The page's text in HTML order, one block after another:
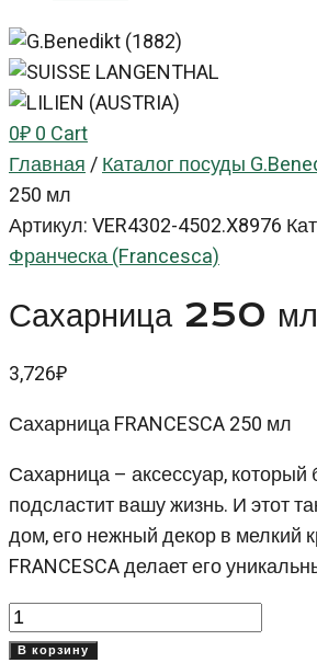
0₽0Cart
Главная/Каталог посуды
250 мл
Артикул:VER4302-4502.X8976
Франческа (Francesca)
Сахарница 250 мл
3,726₽
Сахарница FRANCESCA 250 мл
Сахарница – аксессуар, который
подсластит вашу жизнь. И этот
дом, его нежный декор в мелкий
FRANCESCA делает его
Количество
товара
В корзину